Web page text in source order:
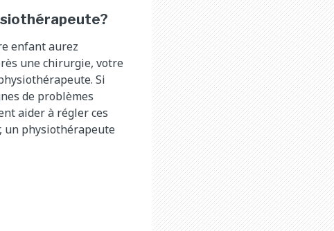
enfant aurez
une chirurgie, votre
Si
de problèmes
aider à régler ces
un physiothérapeute